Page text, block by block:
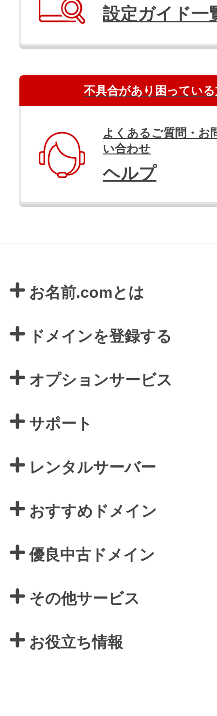
設定ガイド一
不具合があり困っている
よくあるご質問・お
い合わせ
ヘルプ
お名前.comとは
ドメインを登録する
オプションサービス
サポート
レンタルサーバー
おすすめドメイン
優良中古ドメイン
その他サービス
お役立ち情報